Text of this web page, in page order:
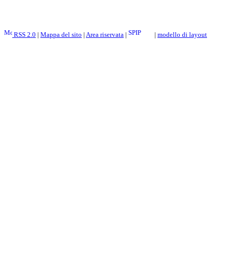
RSS 2.0 | Mappa del sito | Area riservata | | modello di layout